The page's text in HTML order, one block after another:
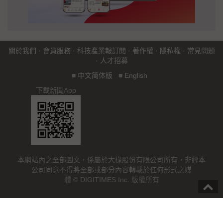
關於我們 · 會員服務 · 科技產業報訂閱 · 著作權 · 隱私權 · 常見問題
· 人才招募
■ 中文简体版 ■ English
下載新聞App
本網站內之全部圖文，係屬於大椽股份有限公司所有，非經本
公司同意不得將全部或部分內容轉載於任何形式之媒
體 © DIGITIMES Inc. 版權所有